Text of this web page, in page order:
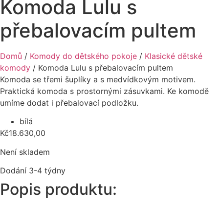
Komoda Lulu s
přebalovacím pultem
Domů / Komody do dětského pokoje / Klasické dětské
komody / Komoda Lulu s přebalovacím pultem
Komoda se třemi šuplíky a s medvídkovým motivem.
Praktická komoda s prostornými zásuvkami. Ke komodě
umíme dodat i přebalovací podložku.
bílá
Kč18.630,00
Není skladem
Dodání 3-4 týdny
Popis produktu: